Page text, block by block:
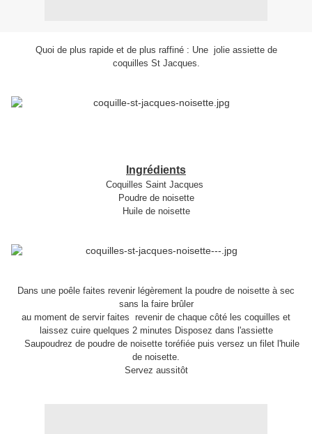
Quoi de plus rapide et de plus raffiné : Une jolie assiette de
coquilles St Jacques.
Ingrédients
Coquilles Saint Jacques
Poudre de noisette
Huile de noisette
Dans une poêle faites revenir légèrement la poudre de noisette à sec
sans la faire brûler
au moment de servir faites revenir de chaque côté les coquilles et
laissez cuire quelques 2 minutes Disposez dans l'assiette
Saupoudrez de poudre de noisette toréfiée puis versez un filet l'huile
de noisette.
Servez aussitôt